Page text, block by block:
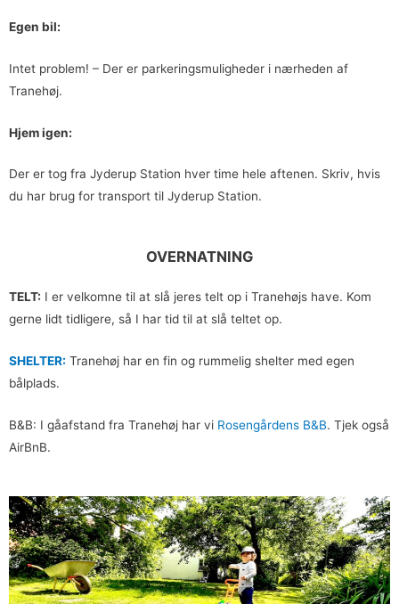
Egen bil:
Intet problem! – Der er parkeringsmuligheder i nærheden af
Tranehøj.
Hjem igen:
Der er tog fra Jyderup Station hver time hele aftenen. Skriv, hvis
du har brug for transport til Jyderup Station.
OVERNATNING
TELT: I er velkomne til at slå jeres telt op i Tranehøjs have. Kom
gerne lidt tidligere, så I har tid til at slå teltet op.
SHELTER: Tranehøj har en fin og rummelig shelter med egen
bålplads.
B&B: I gåafstand fra Tranehøj har vi Rosengårdens B&B. Tjek også
AirBnB.